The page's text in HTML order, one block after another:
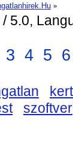
»
/ 5.0,
3 4 5 6
kert
szoftver